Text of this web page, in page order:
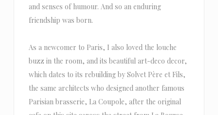
and senses of humour. And so an enduring
friendship was born.
As a newcomer to Paris, I also loved the louche
buzz in the room, and its beautiful art-deco decor,
which dates to its rebuilding by Solvet Père et Fils,
the same architects who designed another famous
Parisian brasserie, La Coupole, after the original